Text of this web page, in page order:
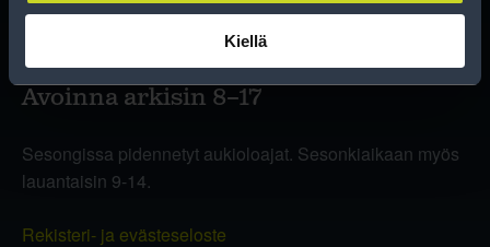
Kiellä
Avoinna arkisin 8–17
Sesongissa pidennetyt aukioloajat. Sesonkiaikaan myös
lauantaisin 9-14.
Rekisteri- ja evästeseloste